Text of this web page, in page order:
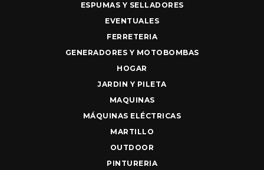
ESPUMAS Y SELLADORES
EVENTUALES
FERRETERIA
GENERADORES Y MOTOBOMBAS
HOGAR
JARDIN Y PILETA
MAQUINAS
MÁQUINAS ELÉCTRICAS
MARTILLO
OUTDOOR
PINTURERIA